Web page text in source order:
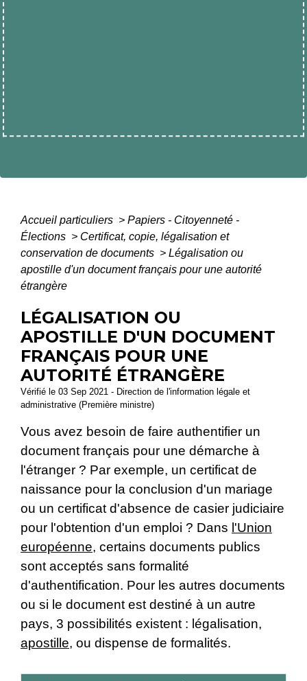
Accueil particuliers > Papiers - Citoyenneté -
Élections > Certificat, copie, légalisation et
conservation de documents > Légalisation ou
apostille d'un document français pour une autorité
étrangère
LÉGALISATION OU
APOSTILLE D'UN DOCUMENT
FRANÇAIS POUR UNE
AUTORITÉ ÉTRANGÈRE
Vérifié le 03 Sep 2021 - Direction de l'information légale et
administrative (Première ministre)
Vous avez besoin de faire authentifier un
document français pour une démarche à
l'étranger ? Par exemple, un certificat de
naissance pour la conclusion d'un mariage
ou un certificat d'absence de casier judiciaire
pour l'obtention d'un emploi ? Dans l'Union
européenne, certains documents publics
sont acceptés sans formalité
d'authentification. Pour les autres documents
ou si le document est destiné à un autre
pays, 3 possibilités existent : légalisation,
apostille, ou dispense de formalités.